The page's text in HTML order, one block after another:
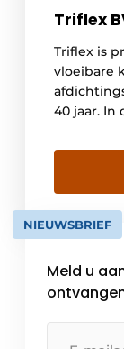
Triflex
Triflex is
vloeibare
40 jaar. In
daken.
Kwaliteit
NIEUWSBRIEF
Meld u